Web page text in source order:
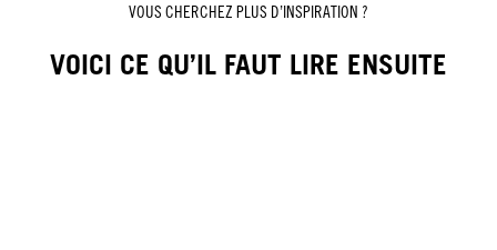
VOUS CHERCHEZ PLUS D’INSPIRATION ?
VOICI CE QU’IL FAUT LIRE ENSUITE